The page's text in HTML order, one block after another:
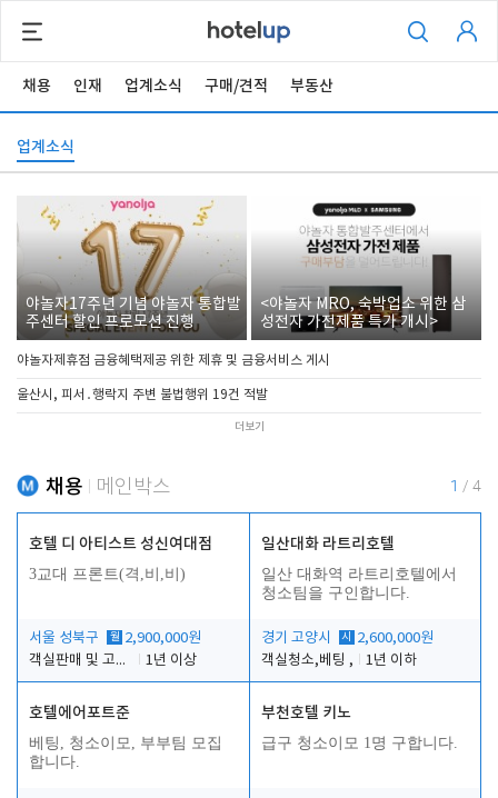
채용 인재 업계소식 구매/견적 부동산
업계소식
야놀자17주년 기념 야놀자 통합발
주센터 할인 프로모션 진행
<야놀자 MRO, 숙박업소 위한 삼
성전자 가전제품 특가 개시>
야놀자제휴점 금융혜택제공 위한 제휴 및 금융서비스 게시
울산시, 피서․행락지 주변 불법행위 19건 적발
더보기
채용 메인박스 1 / 4
호텔 디 아티스트 성신여대점
3교대 프론트(격,비,비)
서울 성북구 월 2,900,000원
객실판매 및 고객응대
1년 이상
일산대화 라트리호텔
일산 대화역 라트리호텔에서
청소팀을 구인합니다.
경기 고양시 시
2,600,000원
객실청소,베팅 ,
1년 이하
호텔에어포트준
베팅, 청소이모, 부부팀 모집
합니다.
부천호텔 키노
급구 청소이모 1명 구합니다.